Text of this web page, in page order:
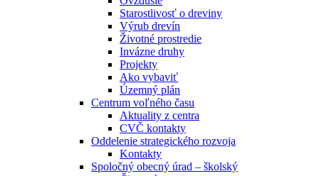
Starostlivosť o dreviny
Výrub drevín
Životné prostredie
Invázne druhy
Projekty
Ako vybaviť
Územný plán
Centrum voľného času
Aktuality z centra
CVČ kontakty
Oddelenie strategického rozvoja
Kontakty
Spoločný obecný úrad – školský